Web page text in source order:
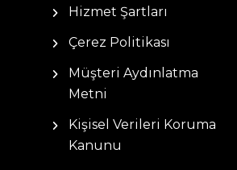
Hizmet Şartları
Çerez Politikası
Müşteri Aydınlatma
Metni
Kişisel Verileri Koruma
Kanunu